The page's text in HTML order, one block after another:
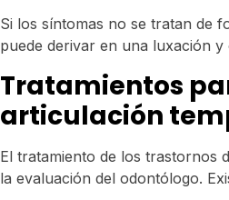
Si los síntomas no se tratan de
puede derivar en una luxación
Tratamientos
articulación
El tratamiento de los trastornos
la evaluación del odontólogo.